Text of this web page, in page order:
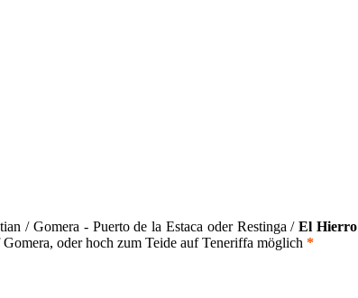
/ Gomera - Puerto de la Estaca oder Restinga /El Hierro
oder hoch zum Teide auf Teneriffa möglich *